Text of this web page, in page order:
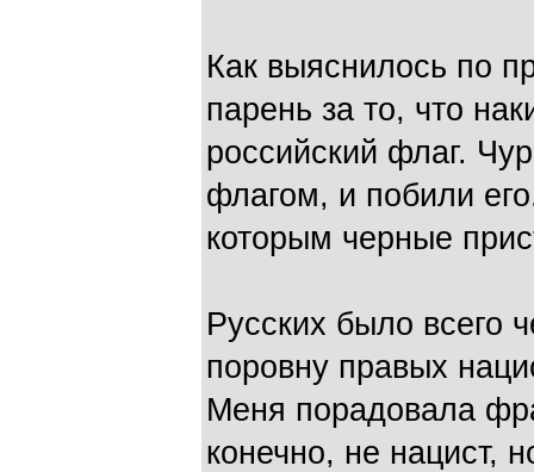
Как выяснилось по
парень за то, что
российский флаг.
флагом, и побили
которым черные
Русских было всего
поровну правых
Меня порадовала
конечно, не нацист,